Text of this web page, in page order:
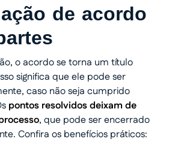
de acordo
o acordo se torna um título
significa que ele pode ser
caso não seja cumprido
pontos resolvidos deixam de
, que pode ser encerrado
Confira os benefícios práticos: